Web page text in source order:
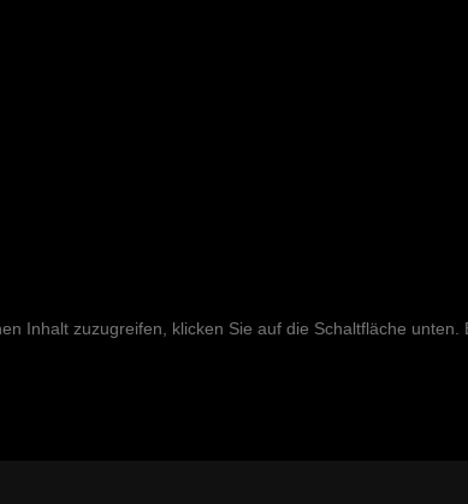
Inhalt zuzugreifen, klicken Sie auf die Schaltfläche